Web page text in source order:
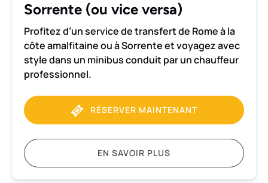
Sorrente
(ou
vice
versa)
Sorrente (ou vice versa)
Profitez d’un service de transfert de Rome à la
côte amalfitaine ou à Sorrente et voyagez avec
style dans un minibus conduit par un chauffeur
professionnel.
RÉSERVER MAINTENANT
EN SAVOIR PLUS